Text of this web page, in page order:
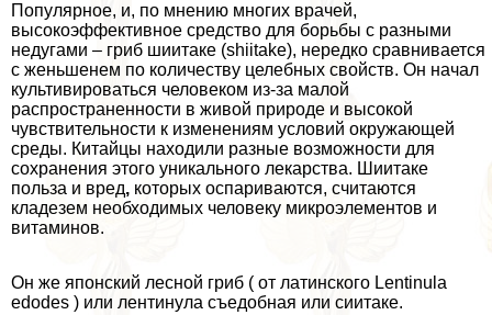
Популярное, и, по мнению многих врачей,
высокоэффективное средство для борьбы с разными
недугами – гриб шиитаке (shiitake), нередко сравнивается
с женьшенем по количеству целебных свойств. Он начал
культивироваться человеком из-за малой
распространенности в живой природе и высокой
чувствительности к изменениям условий окружающей
среды. Китайцы находили разные возможности для
сохранения этого уникального лекарства. Шиитаке
польза и вред, которых оспариваются, считаются
кладезем необходимых человеку микроэлементов и
витаминов.
Он же японский лесной гриб ( от латинского Lentinula
edodes ) или лентинула съедобная или сиитаке.